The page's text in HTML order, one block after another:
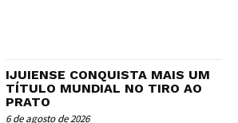
IJUIENSE CONQUISTA MAIS UM
TÍTULO MUNDIAL NO TIRO AO
PRATO
6 de agosto de 2026